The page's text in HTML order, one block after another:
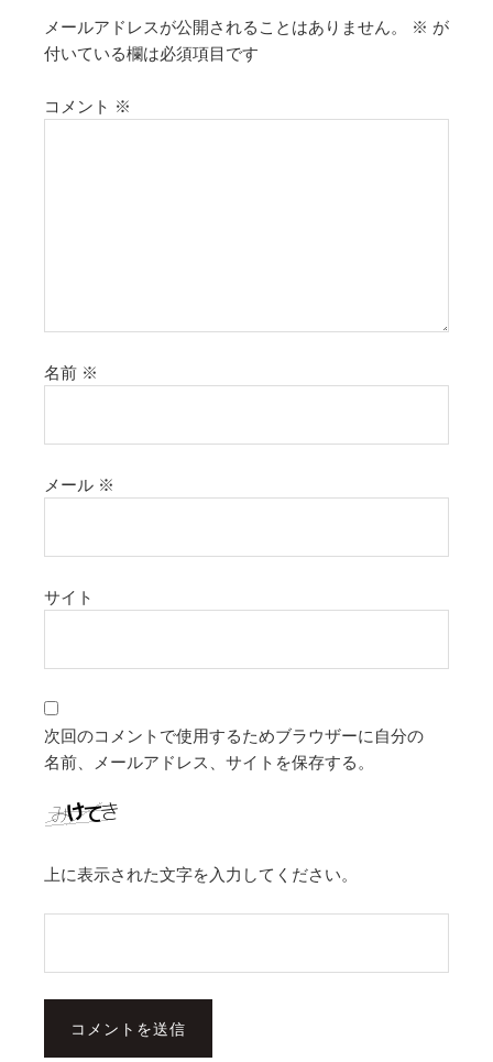
メールアドレスが公開されることはありません。 ※ が
付いている欄は必須項目です
コメント ※
名前 ※
メール ※
サイト
次回のコメントで使用するためブラウザーに自分の
名前、メールアドレス、サイトを保存する。
上に表示された文字を入力してください。